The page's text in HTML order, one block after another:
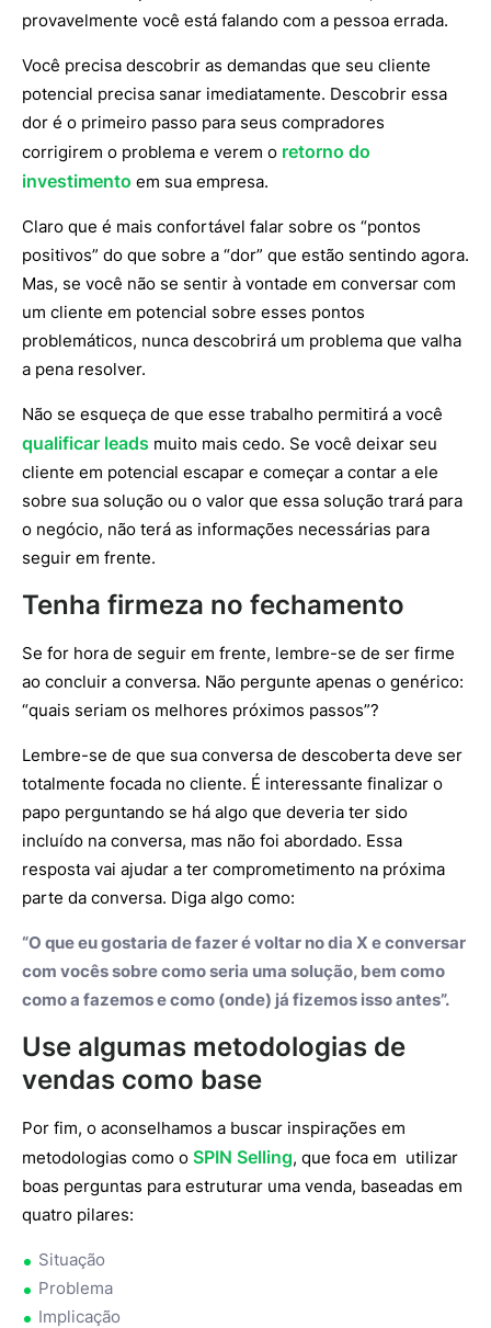
provavelmente você está falando com a pessoa errada.
Você precisa descobrir as demandas que seu cliente
potencial precisa sanar imediatamente. Descobrir essa
dor é o primeiro passo para seus compradores
corrigirem o problema e verem o retorno do
investimento em sua empresa.
Claro que é mais confortável falar sobre os “pontos
positivos” do que sobre a “dor” que estão sentindo agora.
Mas, se você não se sentir à vontade em conversar com
um cliente em potencial sobre esses pontos
problemáticos, nunca descobrirá um problema que valha
a pena resolver.
Não se esqueça de que esse trabalho permitirá a você
qualificar leads muito mais cedo. Se você deixar seu
cliente em potencial escapar e começar a contar a ele
sobre sua solução ou o valor que essa solução trará para
o negócio, não terá as informações necessárias para
seguir em frente.
Tenha firmeza no fechamento
Se for hora de seguir em frente, lembre-se de ser firme
ao concluir a conversa. Não pergunte apenas o genérico:
“quais seriam os melhores próximos passos”?
Lembre-se de que sua conversa de descoberta deve ser
totalmente focada no cliente. É interessante finalizar o
papo perguntando se há algo que deveria ter sido
incluído na conversa, mas não foi abordado. Essa
resposta vai ajudar a ter comprometimento na próxima
parte da conversa. Diga algo como:
“O que eu gostaria de fazer é voltar no dia X e conversar
com vocês sobre como seria uma solução, bem como
como a fazemos e como (onde) já fizemos isso antes”.
Use algumas metodologias de
vendas como base
Por fim, o aconselhamos a buscar inspirações em
metodologias como o SPIN Selling, que foca em utilizar
boas perguntas para estruturar uma venda, baseadas em
quatro pilares:
Situação
Problema
Implicação